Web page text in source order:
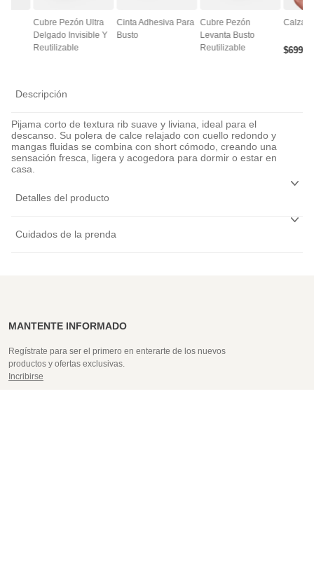
Cubre Pezón Ultra
Delgado Invisible Y
Reutilizable
Cinta Adhesiva Para
Busto
Cubre Pezón
Levanta Busto
Reutilizable
Calza
$6990
Descripción
Pijama corto de textura rib suave y liviana, ideal para el
descanso. Su polera de calce relajado con cuello redondo y
mangas fluidas se combina con short cómodo, creando una
sensación fresca, ligera y acogedora para dormir o estar en
casa.
Detalles del producto
Cuidados de la prenda
MANTENTE INFORMADO
Regístrate para ser el primero en enterarte de los nuevos
productos y ofertas exclusivas.
Incribirse